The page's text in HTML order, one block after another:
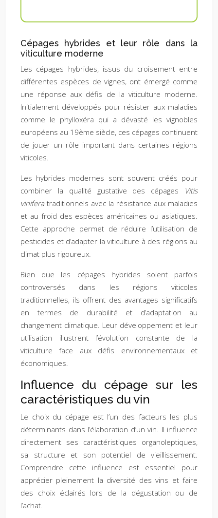
Cépages hybrides et leur rôle dans la
viticulture moderne
Les cépages hybrides, issus du croisement entre
différentes espèces de vignes, ont émergé comme
une réponse aux défis de la viticulture moderne.
Initialement développés pour résister aux maladies
comme le phylloxéra qui a dévasté les vignobles
européens au 19ème siècle, ces cépages continuent
de jouer un rôle important dans certaines régions
viticoles.
Les hybrides modernes sont souvent créés pour
combiner la qualité gustative des cépages Vitis
vinifera traditionnels avec la résistance aux maladies
et au froid des espèces américaines ou asiatiques.
Cette approche permet de réduire l’utilisation de
pesticides et d’adapter la viticulture à des régions au
climat plus rigoureux.
Bien que les cépages hybrides soient parfois
controversés dans les régions viticoles
traditionnelles, ils offrent des avantages significatifs
en termes de durabilité et d’adaptation au
changement climatique. Leur développement et leur
utilisation illustrent l’évolution constante de la
viticulture face aux défis environnementaux et
économiques.
Influence du cépage sur les
caractéristiques du vin
Le choix du cépage est l’un des facteurs les plus
déterminants dans l’élaboration d’un vin. Il influence
directement ses caractéristiques organoleptiques,
sa structure et son potentiel de vieillissement.
Comprendre cette influence est essentiel pour
apprécier pleinement la diversité des vins et faire
des choix éclairés lors de la dégustation ou de
l’achat.